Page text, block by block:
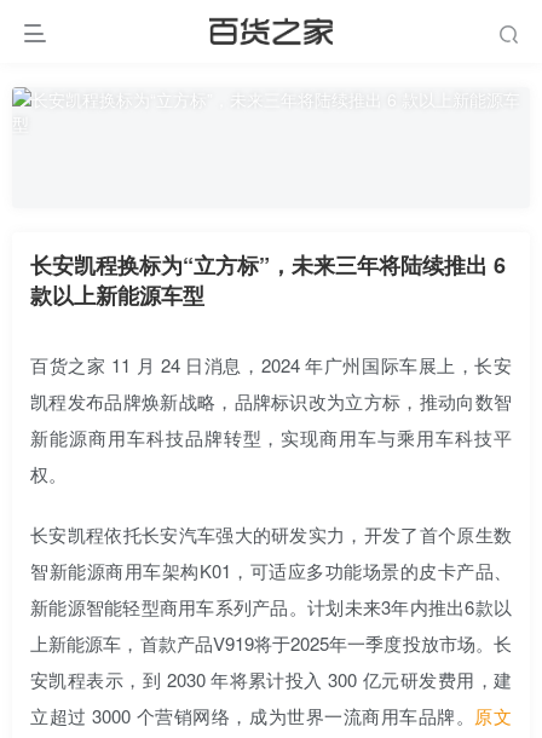
长安凯程换标为“立方标”，未来三年将陆续推出 6
款以上新能源车型
百货之家 11 月 24 日消息，2024 年广州国际车展上，长安
凯程发布品牌焕新战略，品牌标识改为立方标，推动向数智
新能源商用车科技品牌转型，实现商用车与乘用车科技平
权。
长安凯程依托长安汽车强大的研发实力，开发了首个原生数
智新能源商用车架构K01，可适应多功能场景的皮卡产品、
新能源智能轻型商用车系列产品。计划未来3年内推出6款以
上新能源车，首款产品V919将于2025年一季度投放市场。 长
安凯程表示，到 2030 年将累计投入 300 亿元研发费用，建
立超过 3000 个营销网络，成为世界一流商用车品牌。 原文